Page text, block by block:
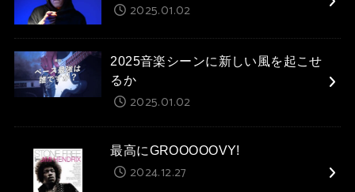
2025.01.02
2025音楽シーンに新しい風を起こせ
るか
2025.01.02
最高にGROOOOOVY!
2024.12.27